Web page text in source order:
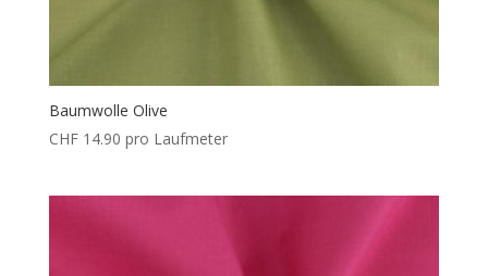
Baumwolle Olive
CHF14.90 pro Laufmeter